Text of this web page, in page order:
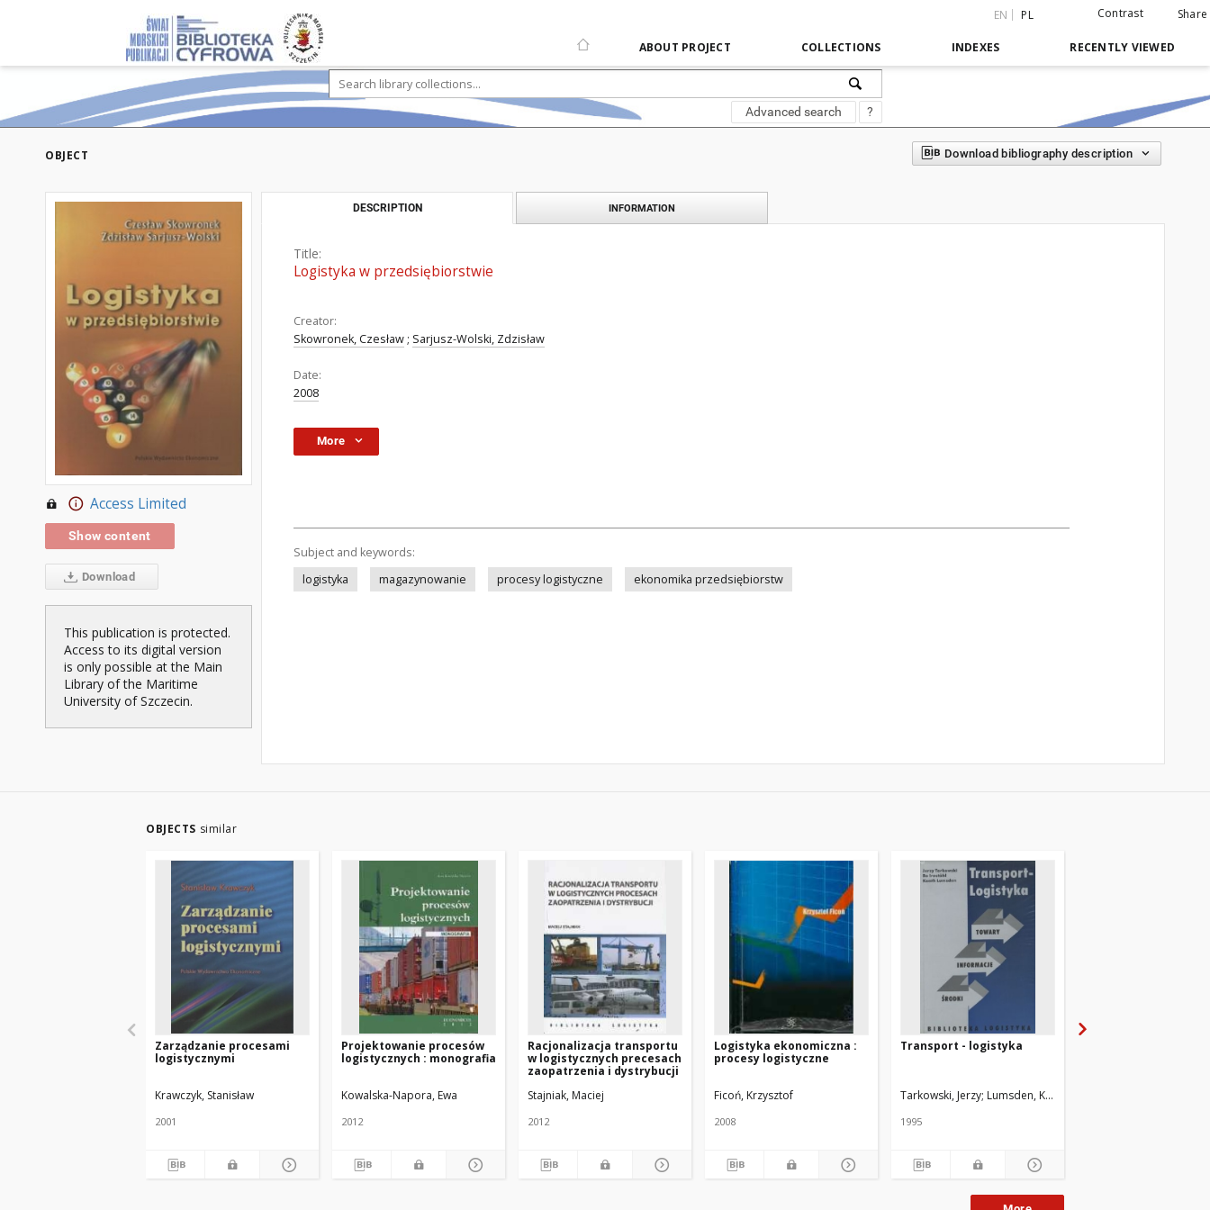
EN PL Contrast Share
ABOUT PROJECT COLLECTIONS INDEXES RECENTLY VIEWED
Advanced search ?
OBJECT Download bibliography description
Access Limited
Show content
Download
This publication is protected.
Access to its digital version
is only possible at the Main
Library of the Maritime
University of Szczecin.
DESCRIPTION INFORMATION
Title:
Logistyka w przedsiębiorstwie
Creator:
Skowronek, Czesław ; Sarjusz-Wolski, Zdzisław
Date:
2008
More
Subject and keywords:
logistyka
magazynowanie procesy logistyczne ekonomika przedsiębiorstw
OBJECTS similar
Zarządzanie procesami
logistycznymi
Krawczyk, Stanisław
2001
Projektowanie procesów
logistycznych : monografia
Kowalska-Napora, Ewa
2012
Racjonalizacja transportu
w logistycznych precesach
zaopatrzenia i dystrybucji
Stajniak, Maciej
2012
Logistyka ekonomiczna :
procesy logistyczne
Ficoń, Krzysztof
2008
Transport - logistyka
Tarkowski, Jerzy Lumsden, Kenth
1995